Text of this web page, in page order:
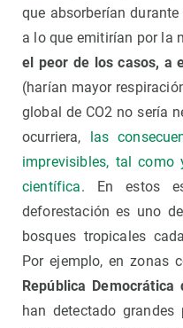
que absorberían
a lo que emitirían por la
el peor de los casos, a
(harían mayor
global de CO2 no sería
ocurriera, las
imprevisibles, tal
científica. En estos
deforestación es uno
bosques tropicales
Por ejemplo, en zonas
República Democrática
han detectado grandes